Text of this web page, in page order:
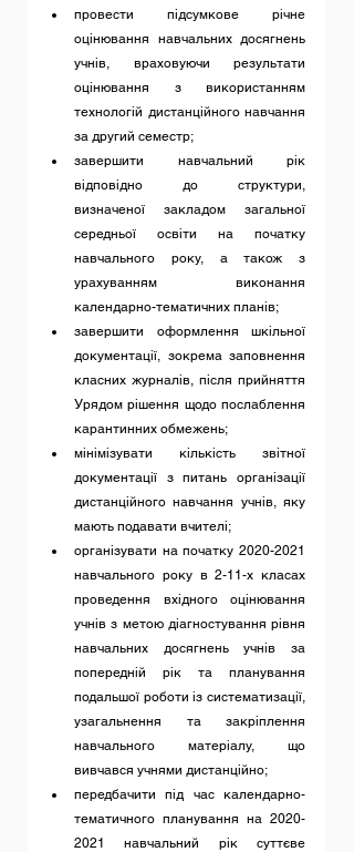
провести підсумкове річне
оцінювання навчальних досягнень
учнів, враховуючи результати
оцінювання з використанням
технологій дистанційного навчання
за другий семестр;
завершити навчальний рік
відповідно до структури,
визначеної закладом загальної
середньої освіти на початку
навчального року, а також з
урахуванням виконання
календарно-тематичних планів;
завершити оформлення шкільної
документації, зокрема заповнення
класних журналів, після прийняття
Урядом рішення щодо послаблення
карантинних обмежень;
мінімізувати кількість звітної
документації з питань організації
дистанційного навчання учнів, яку
мають подавати вчителі;
організувати на початку 2020-2021
навчального року в 2-11-х класах
проведення вхідного оцінювання
учнів з метою діагностування рівня
навчальних досягнень учнів за
попередній рік та планування
подальшої роботи із систематизації,
узагальнення та закріплення
навчального матеріалу, що
вивчався учнями дистанційно;
передбачити під час календарно-
тематичного планування на 2020-
2021 навчальний рік суттєве